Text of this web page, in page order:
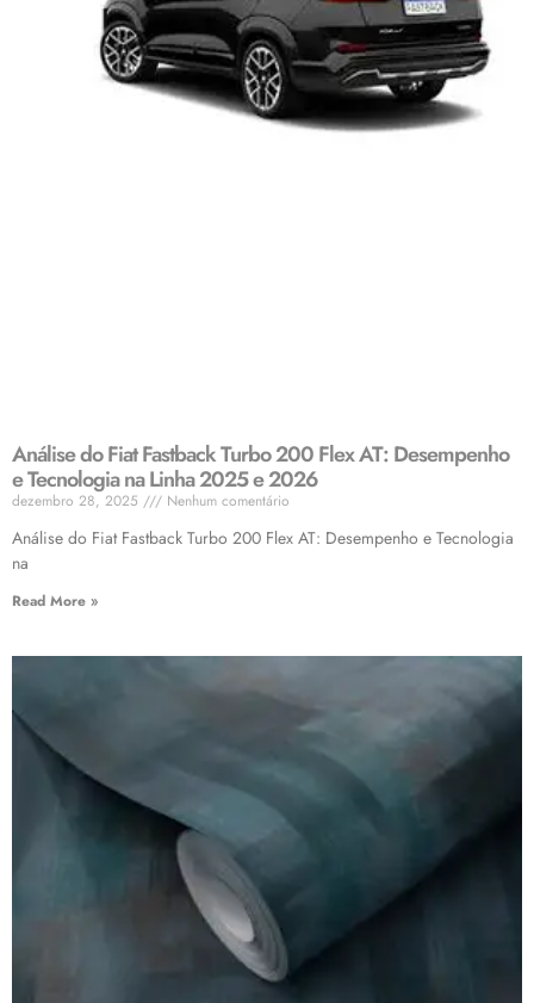
Análise do Fiat Fastback Turbo 200 Flex AT: Desempenho
e Tecnologia na Linha 2025 e 2026
dezembro 28, 2025 Nenhum comentário
Análise do Fiat Fastback Turbo 200 Flex AT: Desempenho e Tecnologia
na
Read More »